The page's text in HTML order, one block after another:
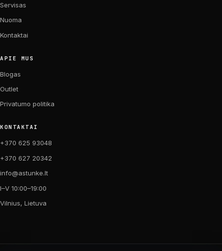
Servisas
Nuoma
Kontaktai
APIE MUS
Blogas
Outlet
Privatumo politika
KONTAKTAI
+370 625 93048
+370 627 20342
info@astunke.lt
I–V 10:00–19:00
Vilnius, Lietuva